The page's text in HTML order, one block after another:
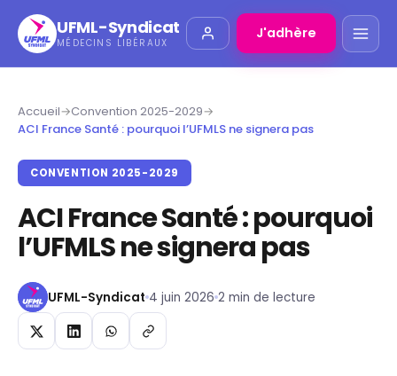
UFML-Syndicat
MÉDECINS LIBÉRAUX
J'adhère
Accueil→Convention 2025-2029→
ACI France Santé : pourquoi l’UFMLS ne signera pas
CONVENTION 2025-2029
ACI France Santé : pourquoi
l’UFMLS ne signera pas
UFML-Syndicat 4 juin 2026 2 min de lecture